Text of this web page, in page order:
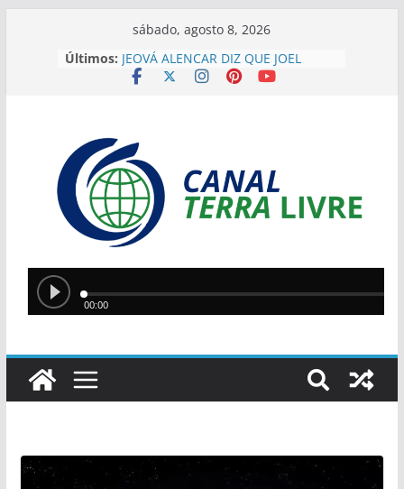
sábado, agosto 8, 2026
Últimos: JEOVÁ ALENCAR DIZ QUE JOEL
RODRIGUES REPRESENTA
JUSTIFICAR DESAFIOS DA GESTÃO
EM TERESINA
SÍLVIO MENDES ELOGIA JOEL
RODRIGUES: ” JÁ ESTOU COM
CIÚMES. É MUITO MELHOR DO QUE
EU”
ASSALTANTE NA ZONA SUDESTE
Silvio Mendes anuncia